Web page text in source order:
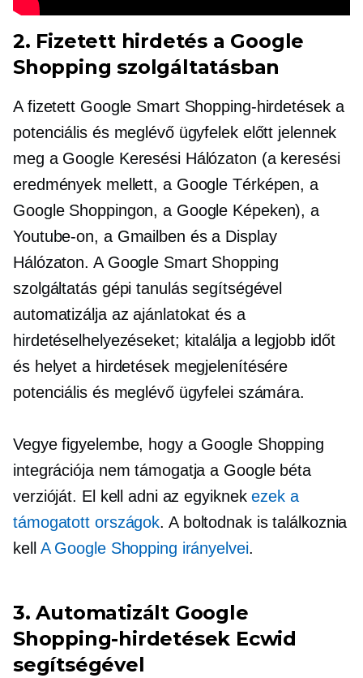
2. Fizetett hirdetés a Google
Shopping szolgáltatásban
A fizetett Google Smart Shopping-hirdetések a
potenciális és meglévő ügyfelek előtt jelennek
meg a Google Keresési Hálózaton (a keresési
eredmények mellett, a Google Térképen, a
Google Shoppingon, a Google Képeken), a
Youtube-on, a Gmailben és a Display
Hálózaton. A Google Smart Shopping
szolgáltatás gépi tanulás segítségével
automatizálja az ajánlatokat és a
hirdetéselhelyezéseket; kitalálja a legjobb időt
és helyet a hirdetések megjelenítésére
potenciális és meglévő ügyfelei számára.
Vegye figyelembe, hogy a Google Shopping
integrációja nem támogatja a Google béta
verzióját. El kell adni az egyiknekezek a
támogatott országok. A boltodnak is találkoznia
kell A Google Shopping irányelvei.
3. Automatizált Google
Shopping-hirdetések Ecwid
segítségével